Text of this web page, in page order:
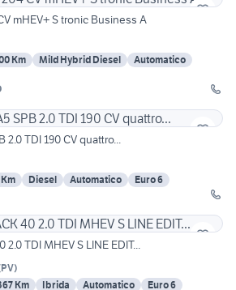
mHEV+ S tronic Business A
Km Mild Hybrid Diesel
Automatico
2.0 TDI 190 CV quattro...
Diesel Automatico
Euro 6
TDI MHEV S LINE EDIT...
PV)
Km Ibrida Automatico
Euro 6